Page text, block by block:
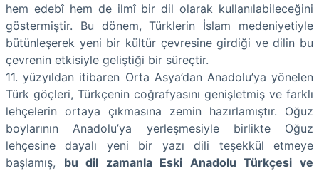
hem edebî hem de ilmî bir dil olarak kullanılabileceğini
göstermiştir. Bu dönem, Türklerin İslam medeniyetiyle
bütünleşerek yeni bir kültür çevresine girdiği ve dilin bu
çevrenin etkisiyle geliştiği bir süreçtir.
11. yüzyıldan itibaren Orta Asya’dan Anadolu’ya yönelen
Türk göçleri, Türkçenin coğrafyasını genişletmiş ve farklı
lehçelerin ortaya çıkmasına zemin hazırlamıştır. Oğuz
boylarının Anadolu’ya yerleşmesiyle birlikte Oğuz
lehçesine dayalı yeni bir yazı dili teşekkül etmeye
başlamış, bu dil zamanla Eski Anadolu Türkçesi ve